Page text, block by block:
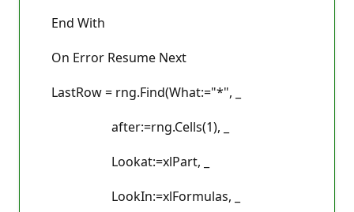
End With
On Error Resume Next
LastRow = rng.Find(What:="*", _
after:=rng.Cells(1), _
Lookat:=xlPart, _
LookIn:=xlFormulas, _